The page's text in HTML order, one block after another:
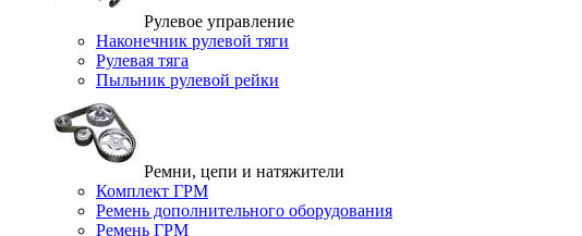
Рулевое управление
Наконечник рулевой тяги
Рулевая тяга
Пыльник рулевой рейки
Ремни, цепи и натяжители
Комплект ГРМ
Ремень дополнительного оборудования
Ремень ГРМ